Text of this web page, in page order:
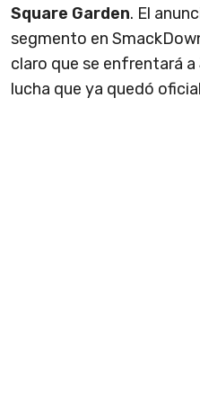
Square Garden. El
segmento en
claro que se enfrentará
lucha que ya quedó